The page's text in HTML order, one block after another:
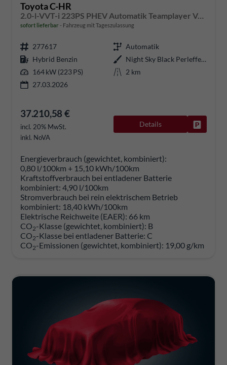
Toyota C-HR
2.0-l-VVT-i 223PS PHEV Automatik Teamplayer Voll-LED elektr. Heckklappe Sitzheizung Lenkradheizung Klimaautomatik Navi Bluetooth wireless Apple CarPlay + Android Auto ACC PDC v+h Rückf.Kamera 18"LM vollelektr. Reichweite 66KM
sofort lieferbar Fahrzeug mit Tageszulassung
277617
Automatik
Hybrid Benzin
Night Sky Black Perleffekt
164 kW (223 PS)
2 km
27.03.2026
37.210,58 €
incl. 20% MwSt.
inkl. NoVA
Details
Energieverbrauch (gewichtet, kombiniert):
0,80 l/100km + 15,10 kWh/100km
Kraftstoffverbrauch bei entladener Batterie
kombiniert: 4,90 l/100km
Stromverbrauch bei rein elektrischem Betrieb
kombiniert: 18,40 kWh/100km
Elektrische Reichweite (EAER): 66 km
CO2-Klasse (gewichtet, kombiniert): B
CO2-Klasse bei entladener Batterie: C
CO2-Emissionen (gewichtet, kombiniert): 19,00 g/km